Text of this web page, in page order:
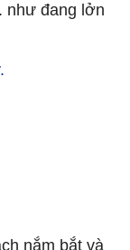
như đang lởn
nắm bắt và